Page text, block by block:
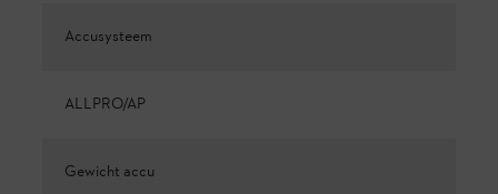
Accusysteem
ALLPRO/AP
Gewicht accu